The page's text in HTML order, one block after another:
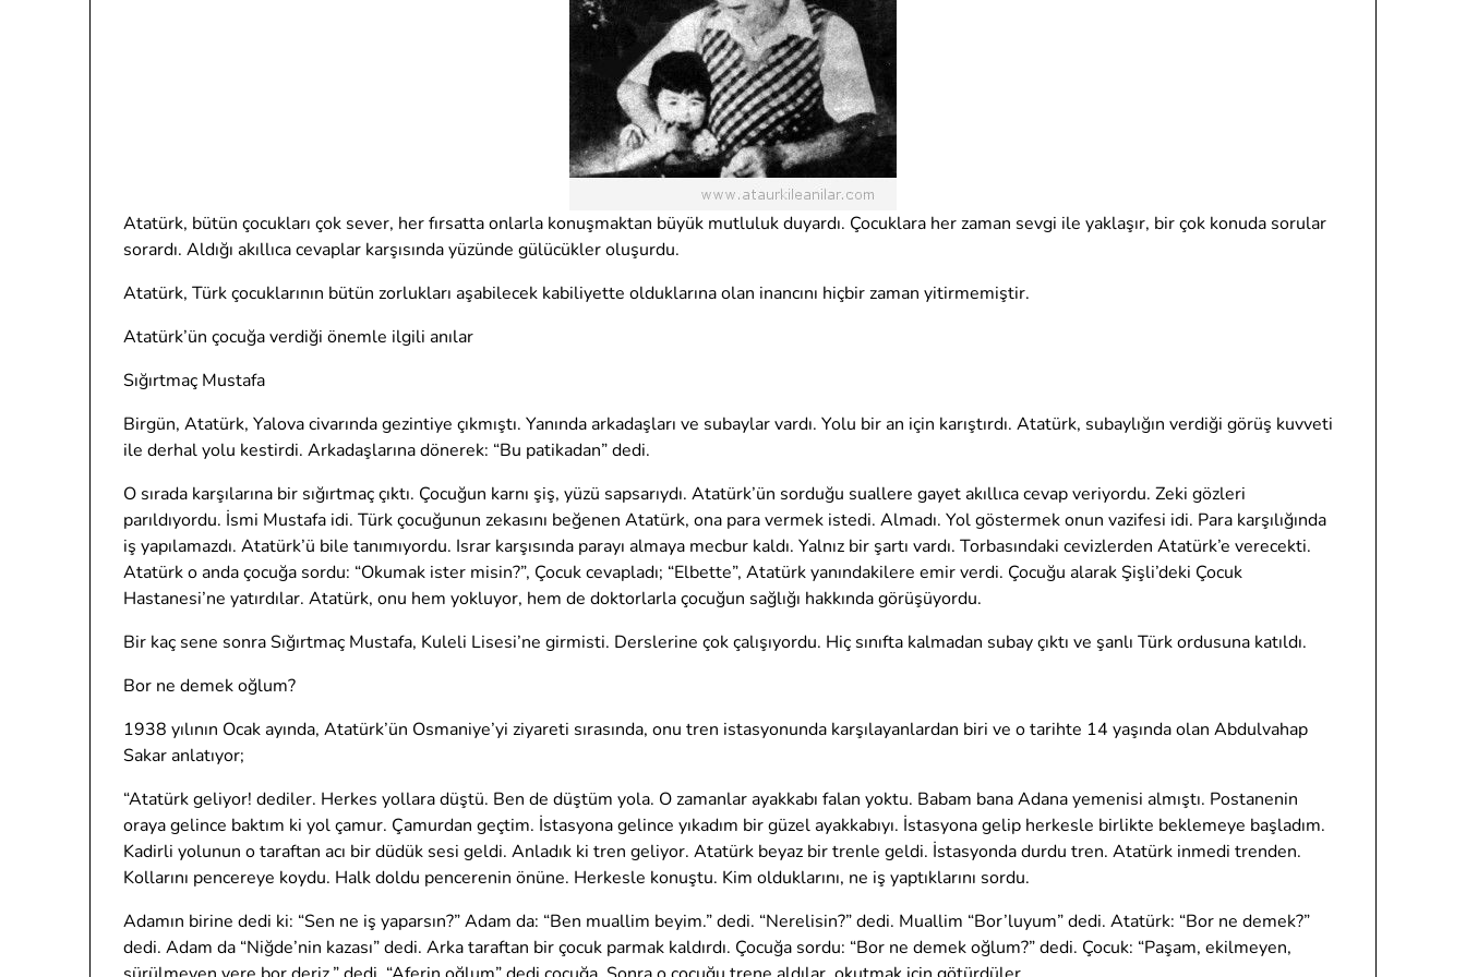
Atatürk, bütün çocukları çok sever, her fırsatta onlarla konuşmaktan büyük mutluluk duyardı. Çocuklara her zaman sevgi ile yaklaşır, bir çok konuda sorular
sorardı. Aldığı akıllıca cevaplar karşısında yüzünde gülücükler oluşurdu.
Atatürk, Türk çocuklarının bütün zorlukları aşabilecek kabiliyette olduklarına olan inancını hiçbir zaman yitirmemiştir.
Atatürk’ün çocuğa verdiği önemle ilgili anılar
Sığırtmaç Mustafa
Birgün, Atatürk, Yalova civarında gezintiye çıkmıştı. Yanında arkadaşları ve subaylar vardı. Yolu bir an için karıştırdı. Atatürk, subaylığın verdiği görüş kuvveti
ile derhal yolu kestirdi. Arkadaşlarına dönerek: “Bu patikadan” dedi.
O sırada karşılarına bir sığırtmaç çıktı. Çocuğun karnı şiş, yüzü sapsarıydı. Atatürk’ün sorduğu suallere gayet akıllıca cevap veriyordu. Zeki gözleri
parıldıyordu. İsmi Mustafa idi. Türk çocuğunun zekasını beğenen Atatürk, ona para vermek istedi. Almadı. Yol göstermek onun vazifesi idi. Para karşılığında
iş yapılamazdı. Atatürk’ü bile tanımıyordu. Israr karşısında parayı almaya mecbur kaldı. Yalnız bir şartı vardı. Torbasındaki cevizlerden Atatürk’e verecekti.
Atatürk o anda çocuğa sordu: “Okumak ister misin?”, Çocuk cevapladı; “Elbette”, Atatürk yanındakilere emir verdi. Çocuğu alarak Şişli’deki Çocuk
Hastanesi’ne yatırdılar. Atatürk, onu hem yokluyor, hem de doktorlarla çocuğun sağlığı hakkında görüşüyordu.
Bir kaç sene sonra Sığırtmaç Mustafa, Kuleli Lisesi’ne girmisti. Derslerine çok çalışıyordu. Hiç sınıfta kalmadan subay çıktı ve şanlı Türk ordusuna katıldı.
Bor ne demek oğlum?
1938 yılının Ocak ayında, Atatürk’ün Osmaniye’yi ziyareti sırasında, onu tren istasyonunda karşılayanlardan biri ve o tarihte 14 yaşında olan Abdulvahap
Sakar anlatıyor;
“Atatürk geliyor! dediler. Herkes yollara düştü. Ben de düştüm yola. O zamanlar ayakkabı falan yoktu. Babam bana Adana yemenisi almıştı. Postanenin
oraya gelince baktım ki yol çamur. Çamurdan geçtim. İstasyona gelince yıkadım bir güzel ayakkabıyı. İstasyona gelip herkesle birlikte beklemeye başladım.
Kadirli yolunun o taraftan acı bir düdük sesi geldi. Anladık ki tren geliyor. Atatürk beyaz bir trenle geldi. İstasyonda durdu tren. Atatürk inmedi trenden.
Kollarını pencereye koydu. Halk doldu pencerenin önüne. Herkesle konuştu. Kim olduklarını, ne iş yaptıklarını sordu.
Adamın birine dedi ki: “Sen ne iş yaparsın?” Adam da: “Ben muallim beyim.” dedi. “Nerelisin?” dedi. Muallim “Bor’luyum” dedi. Atatürk: “Bor ne demek?”
dedi. Adam da “Niğde’nin kazası” dedi. Arka taraftan bir çocuk parmak kaldırdı. Çocuğa sordu: “Bor ne demek oğlum?” dedi. Çocuk: “Paşam, ekilmeyen,